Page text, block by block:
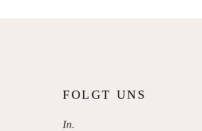
FOLGT UNS
In.